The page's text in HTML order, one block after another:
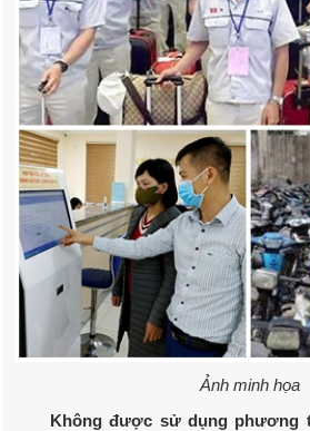
Ảnh minh họa
Không được sử dụng phương